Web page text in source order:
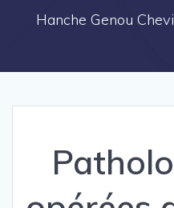
Hanche Genou